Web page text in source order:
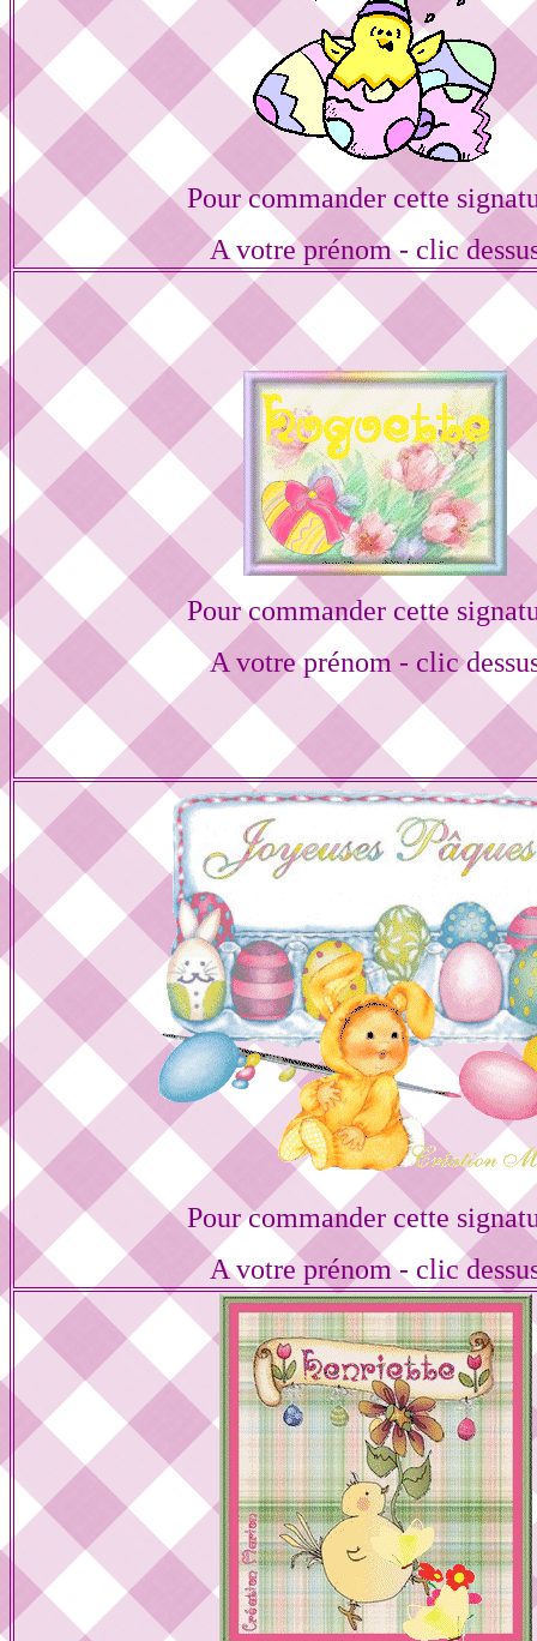
Pour commander cette
A votre prénom - clic
Pour commander cette
A votre prénom - clic
Pour commander cette
A votre prénom - clic